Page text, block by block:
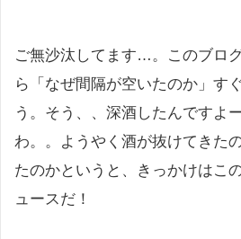
ご無沙汰してます…。このブロ
ら「なぜ間隔が空いたのか」す
う。そう、、深酒したんですよ
わ。。ようやく酒が抜けてきた
たのかというと、きっかけはこ
ュースだ！